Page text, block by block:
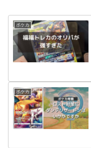
ポケカ
ポケカ